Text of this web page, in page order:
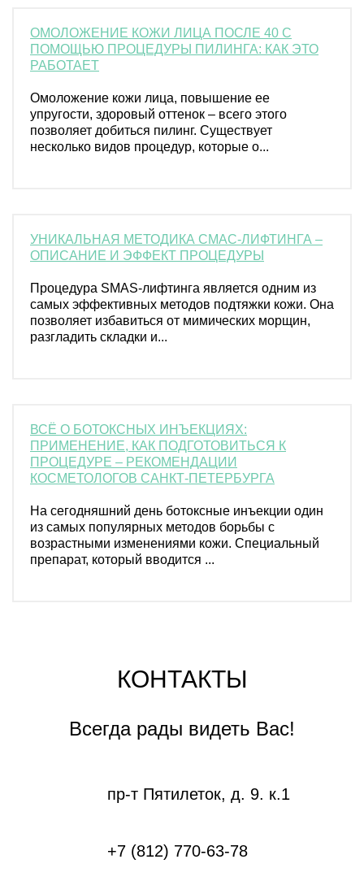
ОМОЛОЖЕНИЕ КОЖИ ЛИЦА ПОСЛЕ 40 С
ПОМОЩЬЮ ПРОЦЕДУРЫ ПИЛИНГА: КАК ЭТО
РАБОТАЕТ
Омоложение кожи лица, повышение ее
упругости, здоровый оттенок – всего этого
позволяет добиться пилинг. Существует
несколько видов процедур, которые о...
УНИКАЛЬНАЯ МЕТОДИКА СМАС-ЛИФТИНГА –
ОПИСАНИЕ И ЭФФЕКТ ПРОЦЕДУРЫ
Процедура SMAS-лифтинга является одним из
самых эффективных методов подтяжки кожи. Она
позволяет избавиться от мимических морщин,
разгладить складки и...
ВСЁ О БОТОКСНЫХ ИНЪЕКЦИЯХ:
ПРИМЕНЕНИЕ, КАК ПОДГОТОВИТЬСЯ К
ПРОЦЕДУРЕ – РЕКОМЕНДАЦИИ
КОСМЕТОЛОГОВ САНКТ-ПЕТЕРБУРГА
На сегодняшний день ботоксные инъекции один
из самых популярных методов борьбы с
возрастными изменениями кожи. Специальный
препарат, который вводится ...
КОНТАКТЫ
Всегда рады видеть Вас!
пр-т Пятилеток, д. 9. к.1
+7 (812) 770-63-78